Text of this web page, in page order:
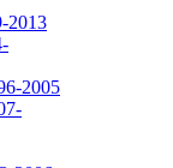
2013
2005